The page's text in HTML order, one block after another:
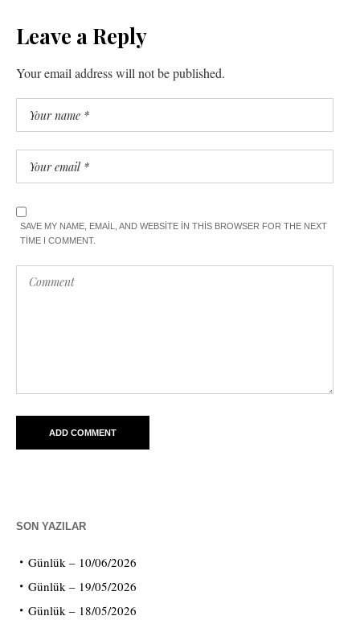
Leave a Reply
Your email address will not be published.
SAVE MY NAME, EMAIL, AND WEBSITE IN THIS BROWSER FOR THE NEXT
TIME I COMMENT.
SON YAZILAR
Günlük – 10/06/2026
Günlük – 19/05/2026
Günlük – 18/05/2026